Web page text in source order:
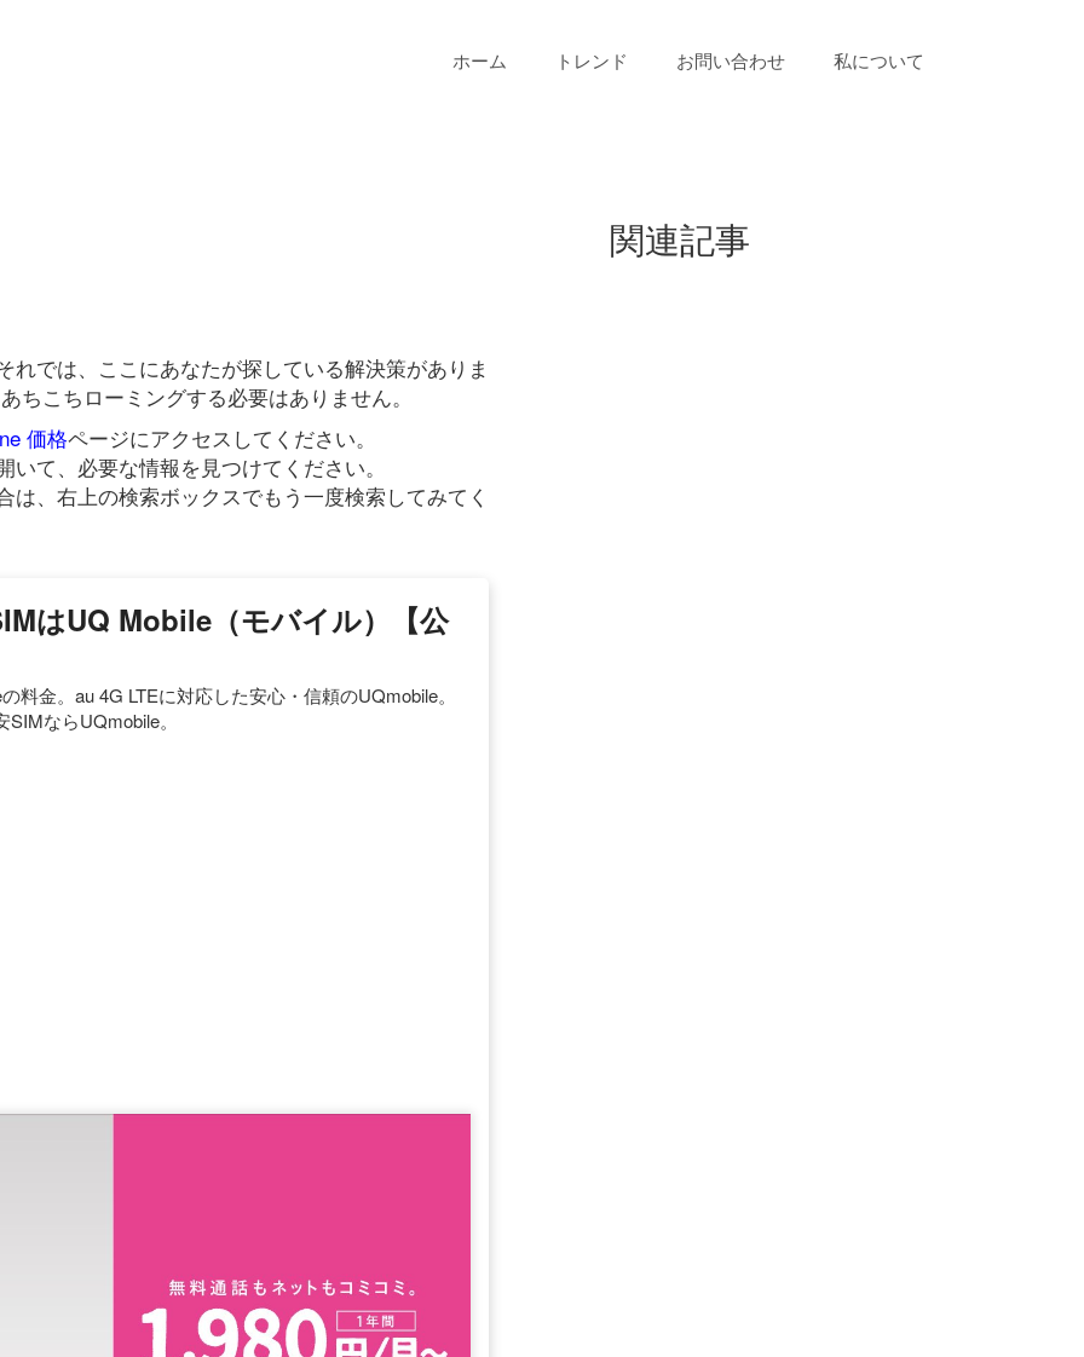
ホーム トレンド お問い合わせ 私について
では、ここにあなたが探している解決策がありま
ちこちローミングする必要はありません。
価格ページにアクセスしてください。
て、必要な情報を見つけてください。
は、右上の検索ボックスでもう一度検索してみてく
はUQ Mobile（モバイル）【公
金。au 4G LTEに対応した安心・信頼のUQmobile。
ならUQmobile。
関連記事